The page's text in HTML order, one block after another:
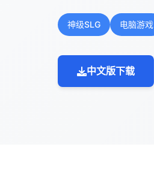
神级SLG 电脑游戏
中文版下载